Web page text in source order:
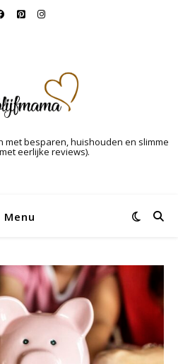
met besparen, huishouden en slimme
eerlijke reviews).
Menu